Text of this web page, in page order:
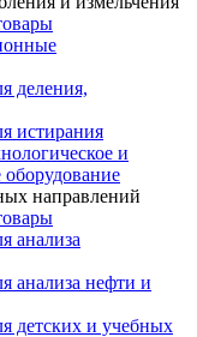
деления,
истирания
и
оборудование
направлений
анализа
анализа нефти и
детских и учебных